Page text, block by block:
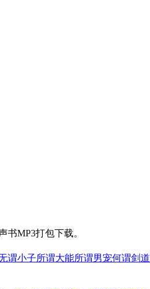
MP3打包下载。
谓小子所谓大能所谓男宠何谓剑道